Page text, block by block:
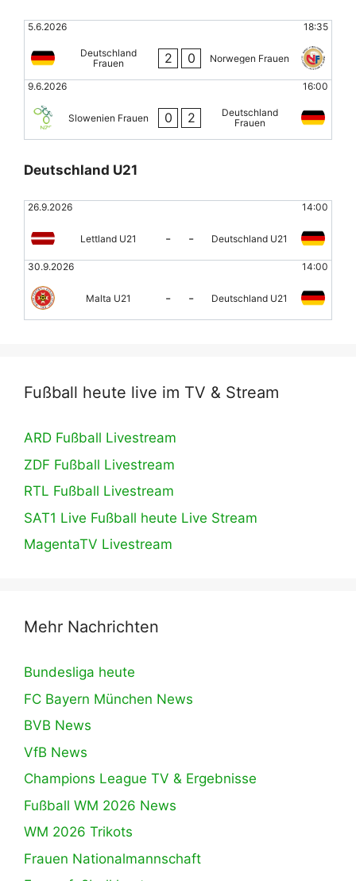
5.6.2026 18:35
Deutschland
Frauen
2 0 Norwegen Frauen
9.6.2026 16:00
Slowenien Frauen 0 2
Deutschland
Frauen
Deutschland U21
26.9.2026 14:00
Lettland U21 - - Deutschland U21
30.9.2026 14:00
Malta U21 - - Deutschland U21
Fußball heute live im TV & Stream
ARD Fußball Livestream
ZDF Fußball Livestream
RTL Fußball Livestream
SAT1 Live Fußball heute Live Stream
MagentaTV Livestream
Mehr Nachrichten
Bundesliga heute
FC Bayern München News
BVB News
VfB News
Champions League TV & Ergebnisse
Fußball WM 2026 News
WM 2026 Trikots
Frauen Nationalmannschaft